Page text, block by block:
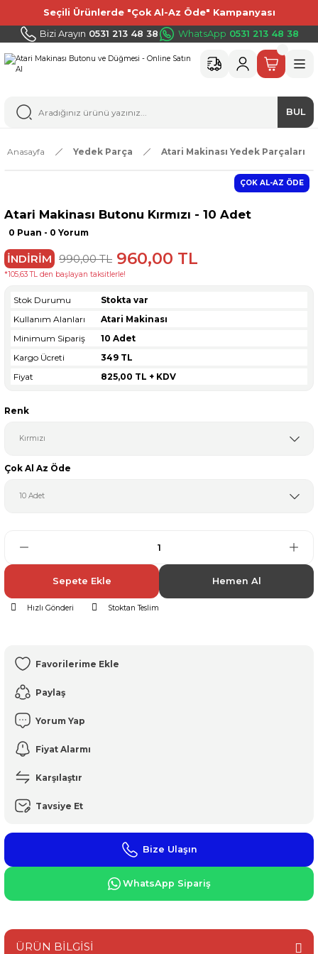
Seçili Ürünlerde "Çok Al-Az Öde" Kampanyası
Bizi Arayın 0531 213 48 38 WhatsApp 0531 213 48 38
BUL
Anasayfa Yedek Parça Atari Makinası Yedek Parçaları
ÇOK AL-AZ ÖDE
Atari Makinası Butonu Kırmızı - 10 Adet
0 Puan - 0 Yorum
İNDİRİM 990,00 TL 960,00 TL
*105,63 TL den başlayan taksitlerle!
Stok Durumu
Stokta var
Kullanım Alanları
Atari Makinası
Minimum Sipariş
10 Adet
Kargo Ücreti
349 TL
Fiyat
825,00 TL + KDV
Renk
Çok Al Az Öde
Sepete Ekle Hemen Al
Hızlı Gönderi Stoktan Teslim
Paylaş
Yorum Yap
Fiyat Alarmı
Karşılaştır
Tavsiye Et
Bize Ulaşın
WhatsApp Sipariş
ÜRÜN BİLGİSİ